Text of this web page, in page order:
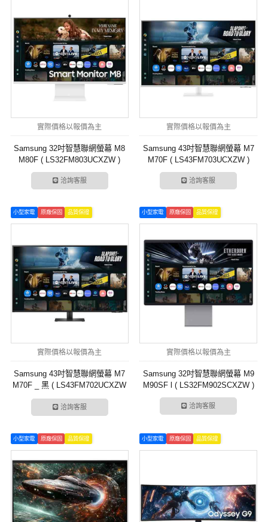
實際價格以報價為主
Samsung 32吋智慧聯網螢幕 M8
M80F ( LS32FM803UCXZW )
洽詢客服
實際價格以報價為主
Samsung 43吋智慧聯網螢幕 M7
M70F ( LS43FM703UCXZW )
洽詢客服
小型家電 原廠保固 品質保證
實際價格以報價為主
Samsung 43吋智慧聯網螢幕 M7
M70F _ 黑 ( LS43FM702UCXZW
)
洽詢客服
小型家電 原廠保固 品質保證
實際價格以報價為主
Samsung 32吋智慧聯網螢幕 M9
M90SF l ( LS32FM902SCXZW )
洽詢客服
小型家電 原廠保固 品質保證 小型家電 原廠保固 品質保證